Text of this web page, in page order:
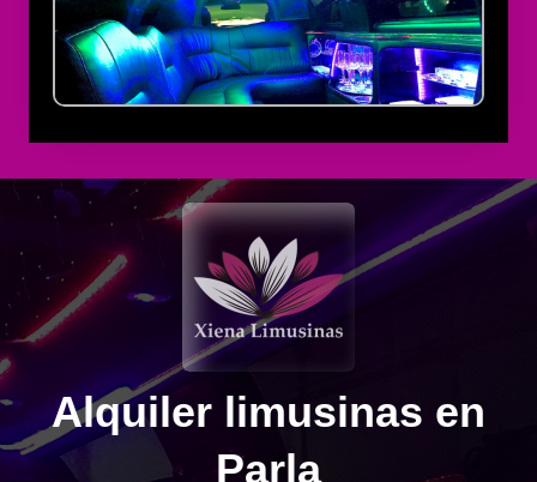
Alquiler limusinas en
Parla